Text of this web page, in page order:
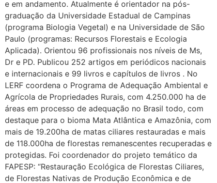
e em andamento. Atualmente é orientador na pós-
graduação da Universidade Estadual de Campinas
(programa Biologia Vegetal) e na Universidade de São
Paulo (programas: Recursos Florestais e Ecologia
Aplicada). Orientou 96 profissionais nos níveis de Ms,
Dr e PD. Publicou 252 artigos em periódicos nacionais
e internacionais e 99 livros e capítulos de livros . No
LERF coordena o Programa de Adequação Ambiental e
Agrícola de Propriedades Rurais, com 4.250.000 ha de
áreas em processo de adequação no Brasil todo, com
destaque para o bioma Mata Atlântica e Amazônia, com
mais de 19.200ha de matas ciliares restauradas e mais
de 118.000ha de florestas remanescentes recuperadas e
protegidas. Foi coordenador do projeto temático da
FAPESP: “Restauração Ecológica de Florestas Ciliares,
de Florestas Nativas de Produção Econômica e de